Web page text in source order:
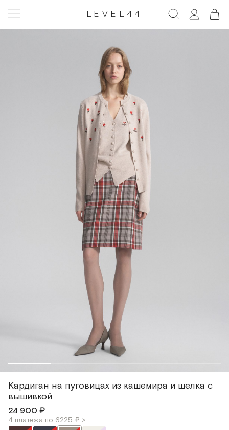
LEVEL44
Кардиган на пуговицах из кашемира и шелка с
вышивкой
24 900 ₽
4 платежа по 6225 ₽ >